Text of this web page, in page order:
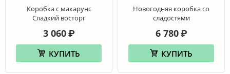
Коробка с макарунс
Сладкий восторг
3 060 ₽
КУПИТЬ
Новогодняя коробка со
сладостями
6 780 ₽
КУПИТЬ